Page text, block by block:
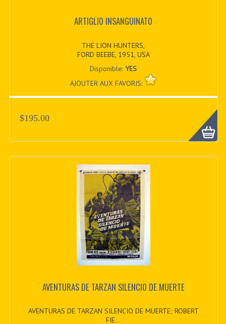
ARTIGLIO INSANGUINATO
THE LION HUNTERS,
FORD BEEBE, 1951, USA
Disponible:YES
AJOUTER AUX FAVORIS:
$195.00
AVENTURAS DE TARZAN SILENCIO DE MUERTE
AVENTURAS DE TARZAN SILENCIO DE MUERTE; ROBERT
FIE...